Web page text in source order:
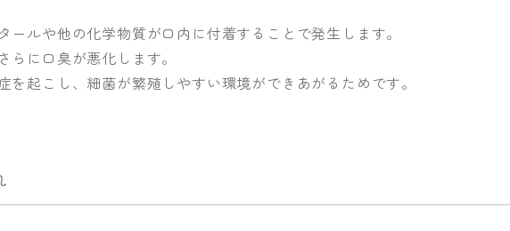
ールや他の化学物質が口内に付着することで発生します。
らに口臭が悪化します。
を起こし、細菌が繁殖しやすい環境ができあがるためです。